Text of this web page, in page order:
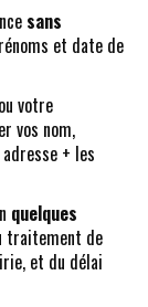
sans
et date de
ou votre
vos nom,
+ les
quelques
traitement de
et du délai